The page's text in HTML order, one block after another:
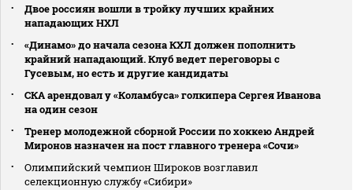
Двое россиян вошли в тройку лучших крайних
нападающих НХЛ
«Динамо» до начала сезона КХЛ должен пополнить
крайний нападающий. Клуб ведет переговоры с
Гусевым, но есть и другие кандидаты
СКА арендовал у «Коламбуса» голкипера Сергея Иванова
на один сезон
Тренер молодежной сборной России по хоккею Андрей
Миронов назначен на пост главного тренера «Сочи»
Олимпийский чемпион Широков возглавил
селекционную службу «Сибири»